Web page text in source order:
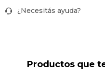
¿Necesitás ayuda?
Productos que